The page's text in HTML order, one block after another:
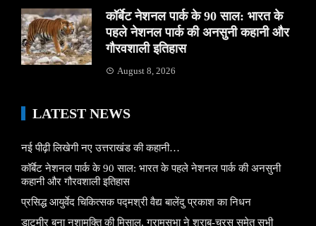
कॉर्बेट नेशनल पार्क के 90 साल: भारत के
पहले नेशनल पार्क की अनसुनी कहानी और
गौरवशाली इतिहास
August 8, 2026
LATEST NEWS
नई पीढ़ी लिखेगी नए उत्तराखंड की कहानी…
कॉर्बेट नेशनल पार्क के 90 साल: भारत के पहले नेशनल पार्क की अनसुनी
कहानी और गौरवशाली इतिहास
प्रसिद्ध आयुर्वेद चिकित्सक पद्मश्री वैद्य बालेंदु प्रकाश का निधन
डाटमीर बना नशामुक्ति की मिसाल, ग्रामसभा ने शराब-चरस समेत सभी